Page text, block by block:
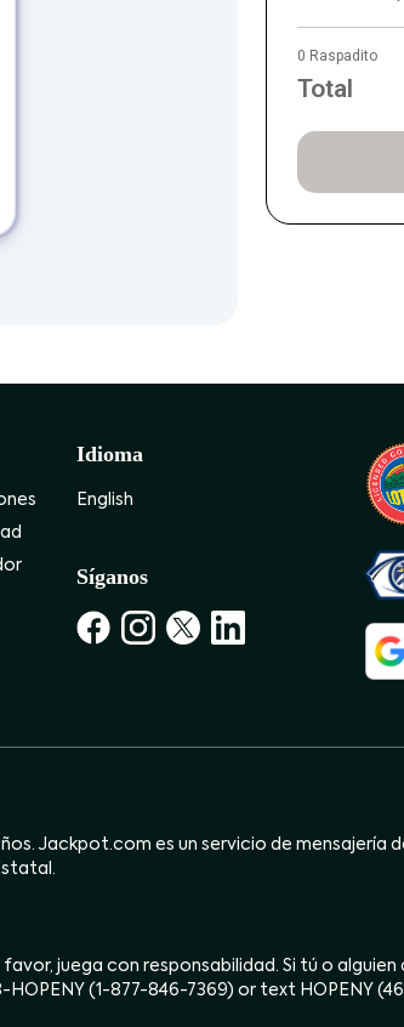
0 Raspadito
Total
Idioma
English
Síganos
Jackpot.com es un servicio de
juega con responsabilidad. Si tú o
(1-877-846-7369) or text HOPENY